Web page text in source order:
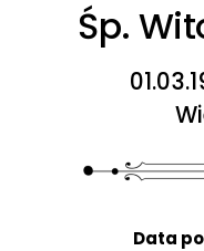
Śp.
Data